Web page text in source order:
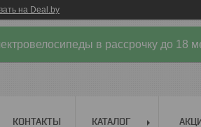
на Deal.by
в рассрочку до 18
КОНТАКТЫ КАТАЛОГ